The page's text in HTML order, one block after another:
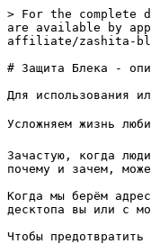
> For the complete
are available by
affiliate/zashita-
# Защита Блека -
Для использования
Усложняем жизнь
Зачастую, когда
почему и зачем,
Когда мы берём
десктопа вы или с
Чтобы